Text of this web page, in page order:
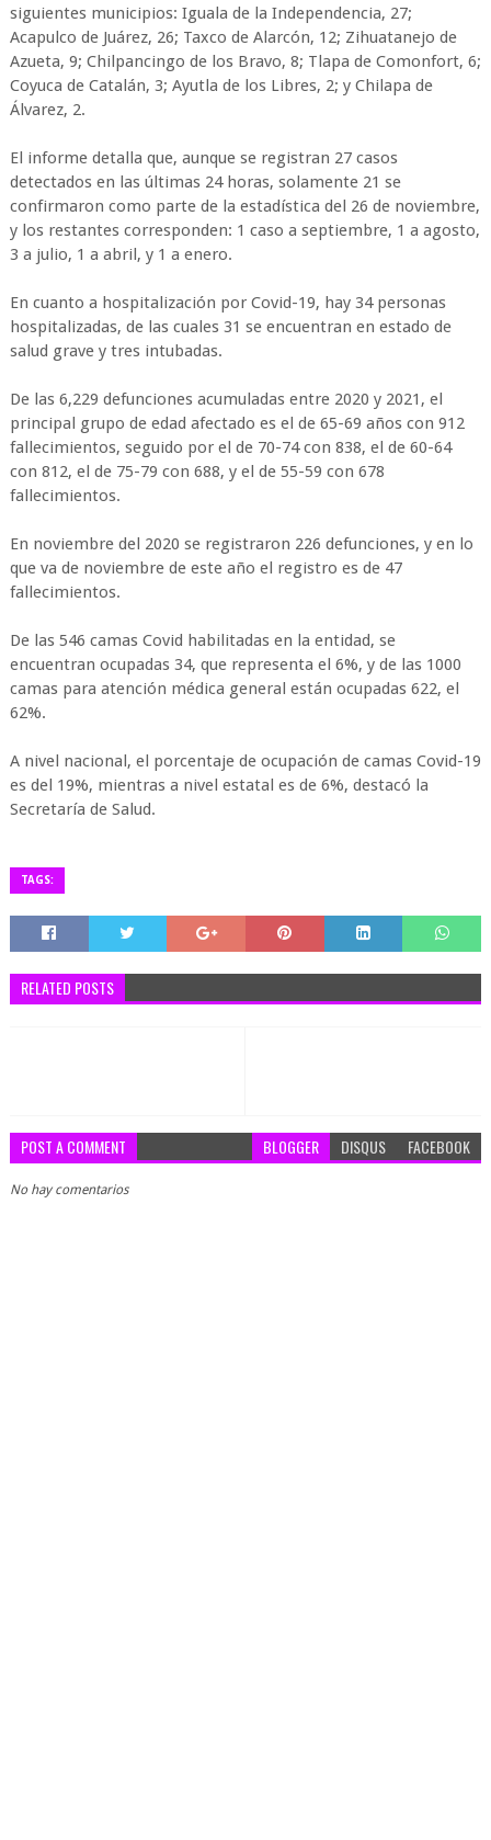
siguientes municipios: Iguala de la Independencia, 27;
Acapulco de Juárez, 26; Taxco de Alarcón, 12; Zihuatanejo de
Azueta, 9; Chilpancingo de los Bravo, 8; Tlapa de Comonfort, 6;
Coyuca de Catalán, 3; Ayutla de los Libres, 2; y Chilapa de
Álvarez, 2.
El informe detalla que, aunque se registran 27 casos
detectados en las últimas 24 horas, solamente 21 se
confirmaron como parte de la estadística del 26 de noviembre,
y los restantes corresponden: 1 caso a septiembre, 1 a agosto,
3 a julio, 1 a abril, y 1 a enero.
En cuanto a hospitalización por Covid-19, hay 34 personas
hospitalizadas, de las cuales 31 se encuentran en estado de
salud grave y tres intubadas.
De las 6,229 defunciones acumuladas entre 2020 y 2021, el
principal grupo de edad afectado es el de 65-69 años con 912
fallecimientos, seguido por el de 70-74 con 838, el de 60-64
con 812, el de 75-79 con 688, y el de 55-59 con 678
fallecimientos.
En noviembre del 2020 se registraron 226 defunciones, y en lo
que va de noviembre de este año el registro es de 47
fallecimientos.
De las 546 camas Covid habilitadas en la entidad, se
encuentran ocupadas 34, que representa el 6%, y de las 1000
camas para atención médica general están ocupadas 622, el
62%.
A nivel nacional, el porcentaje de ocupación de camas Covid-19
es del 19%, mientras a nivel estatal es de 6%, destacó la
Secretaría de Salud.
TAGS:
RELATED POSTS
POST A COMMENT BLOGGER DISQUS FACEBOOK
No hay comentarios